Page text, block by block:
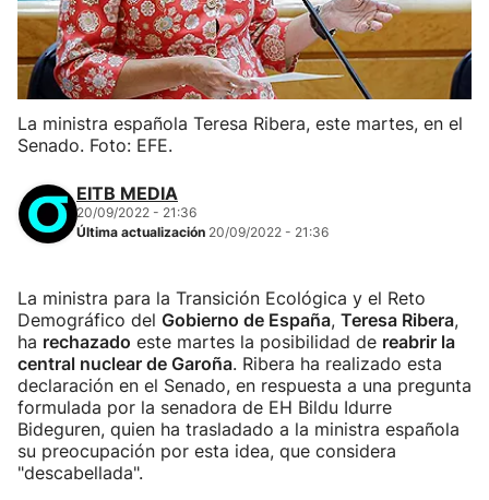
La ministra española Teresa Ribera, este martes, en el
Senado. Foto: EFE.
EITB MEDIA
20/09/2022 - 21:36
Última actualización 20/09/2022 - 21:36
La ministra para la Transición Ecológica y el Reto
Demográfico del Gobierno de España, Teresa Ribera,
ha rechazado este martes la posibilidad de reabrir la
central nuclear de Garoña. Ribera ha realizado esta
declaración en el Senado, en respuesta a una pregunta
formulada por la senadora de EH Bildu Idurre
Bideguren, quien ha trasladado a la ministra española
su preocupación por esta idea, que considera
"descabellada".